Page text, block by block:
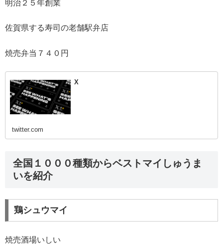
明治２５年創業
佐賀県する寿司の老舗駅弁店
焼売弁当７４０円
X
twitter.com
全国１０００種類からベストマイしゅうま
いを紹介
鶏シュウマイ
焼売酒場いしい